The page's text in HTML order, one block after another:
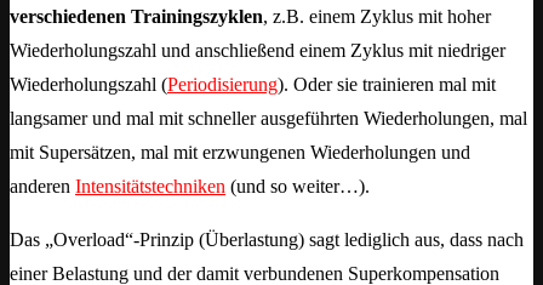
verschiedenen Trainingszyklen, z.B. einem Zyklus mit hoher
Wiederholungszahl und anschließend einem Zyklus mit niedriger
Wiederholungszahl (Periodisierung). Oder sie trainieren mal mit
langsamer und mal mit schneller ausgeführten Wiederholungen, mal
mit Supersätzen, mal mit erzwungenen Wiederholungen und
anderen Intensitätstechniken (und so weiter…).
Das „Overload“-Prinzip (Überlastung) sagt lediglich aus, dass nach
einer Belastung und der damit verbundenen Superkompensation